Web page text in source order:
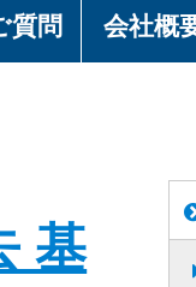
質問 会社概
基